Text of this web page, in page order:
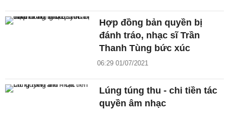
Hợp đồng bản quyền bị
đánh tráo, nhạc sĩ Trần
Thanh Tùng bức xúc
06:29 01/07/2021
Lúng túng thu - chi tiền tác
quyền âm nhạc